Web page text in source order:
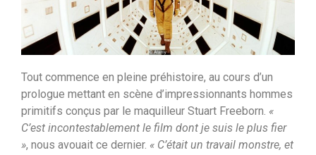
Tout commence en pleine préhistoire, au cours d’un
prologue mettant en scène d’impressionnants hommes
primitifs conçus par le maquilleur Stuart Freeborn. «
C’est incontestablement le film dont je suis le plus fier
», nous avouait ce dernier. « C’était un travail monstre, et